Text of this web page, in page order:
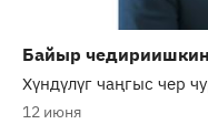
Байыр
Хүндүлүг чаңгыс чер
12 июня